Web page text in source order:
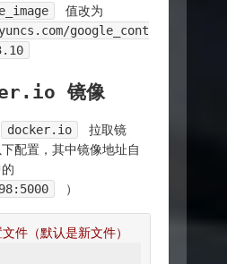
值改为
google_cont
镜像
docker.io
拉取镜
配置，其中镜像地址自
）
件（默认是新文件）